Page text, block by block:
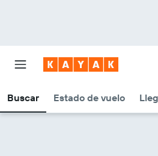
Buscar Estado de vuelo